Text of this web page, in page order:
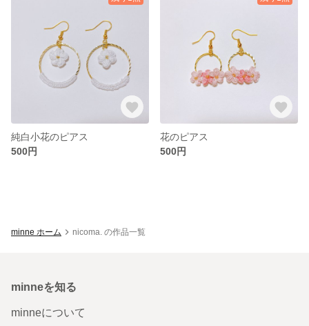
純白小花のピアス
500円
花のピアス
500円
minne ホーム nicoma. の作品一覧
minneを知る
minneについて